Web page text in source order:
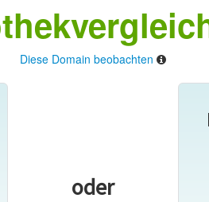
Diese Domain beobachten
oder